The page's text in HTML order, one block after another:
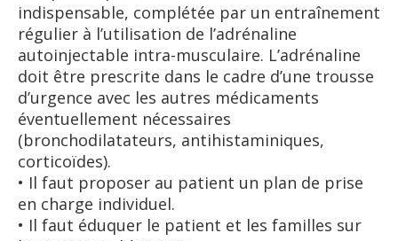
indispensable, complétée par un entraînement
régulier à l’utilisation de l’adrénaline
autoinjectable intra-musculaire. L’adrénaline
doit être prescrite dans le cadre d’une trousse
d’urgence avec les autres médicaments
éventuellement nécessaires
(bronchodilatateurs, antihistaminiques,
corticoïdes).
• Il faut proposer au patient un plan de prise
en charge individuel.
• Il faut éduquer le patient et les familles sur